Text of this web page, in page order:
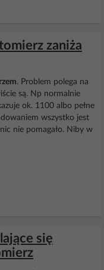
zaniża
. Problem polega na
są. Np normalnie
ok. 1100 albo pełne
wszystko jest
nie pomagało. Niby w
się